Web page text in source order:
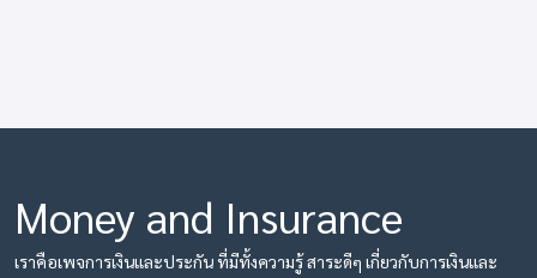
Money and Insurance
เราคือเพจการเงินและประกัน ที่มีทั้งความรู้ สาระดีๆ เกี่ยวกับการเงินและ